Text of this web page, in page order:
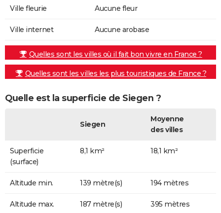
Ville fleurie Aucune fleur
Ville internet Aucune arobase
Quelles sont les villes où il fait bon vivre en France ?
Quelles sont les villes les plus touristiques de France ?
Quelle est la superficie de Siegen ?
Siegen
Moyenne
des villes
Superficie
(surface)
8,1 km² 18,1 km²
Altitude min. 139 mètre(s) 194 mètres
Altitude max. 187 mètre(s) 395 mètres